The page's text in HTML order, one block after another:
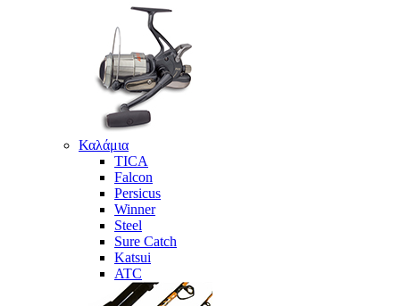
Καλάμια
TICA
Falcon
Persicus
Winner
Steel
Sure Catch
Katsui
ATC